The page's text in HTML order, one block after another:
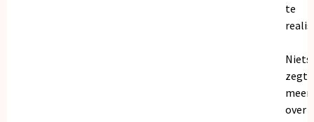
te
Niets
zegt
meer
over